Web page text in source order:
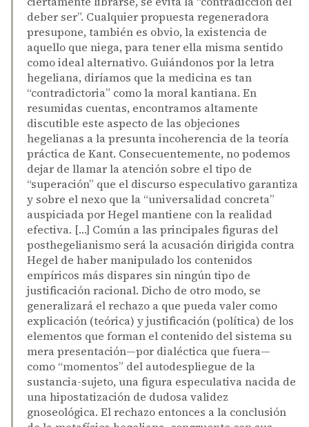
deber ser”. Cualquier propuesta regeneradora
presupone, también es obvio, la existencia de
aquello que niega, para tener ella misma sentido
como ideal alternativo. Guiándonos por la letra
hegeliana, diríamos que la medicina es tan
“contradictoria” como la moral kantiana. En
resumidas cuentas, encontramos altamente
discutible este aspecto de las objeciones
hegelianas a la presunta incoherencia de la teoría
práctica de Kant. Consecuentemente, no podemos
dejar de llamar la atención sobre el tipo de
“superación” que el discurso especulativo garantiza
y sobre el nexo que la “universalidad concreta”
auspiciada por Hegel mantiene con la realidad
efectiva. […] Común a las principales figuras del
posthegelianismo será la acusación dirigida contra
Hegel de haber manipulado los contenidos
empíricos más dispares sin ningún tipo de
justificación racional. Dicho de otro modo, se
generalizará el rechazo a que pueda valer como
explicación (teórica) y justificación (política) de los
elementos que forman el contenido del sistema su
mera presentación—por dialéctica que fuera—
como “momentos” del autodespliegue de la
sustancia-sujeto, una figura especulativa nacida de
una hipostatización de dudosa validez
gnoseológica. El rechazo entonces a la conclusión